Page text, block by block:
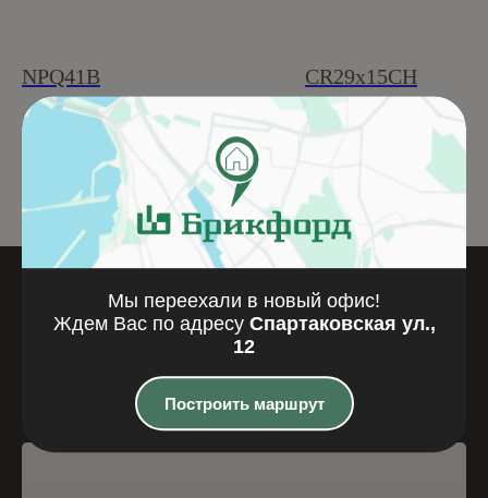
NPQ41B
Подробнее
CR29x15CH
Подробнее
Где мы
находимся
Казань, Спартаковская улица, 12
Мы переехали в новый офис!
Ждем Вас по адресу Спартаковская ул.,
12
Построить маршрут